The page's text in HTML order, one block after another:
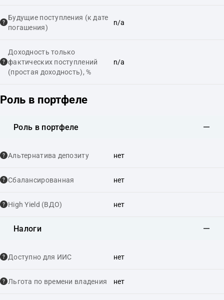
Будущие поступления (к дате
погашения)
n/a
Доходность только
фактических поступлений
(простая доходность), %
n/a
Роль в портфеле
Роль в портфеле
Альтернатива депозиту нет
Сбалансированная нет
High Yield (ВДО) нет
Налоги
Доступно для ИИС нет
Льгота по времени владения нет